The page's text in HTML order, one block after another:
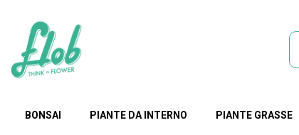
BONSAI PIANTE DA INTERNO PIANTE GRASSE